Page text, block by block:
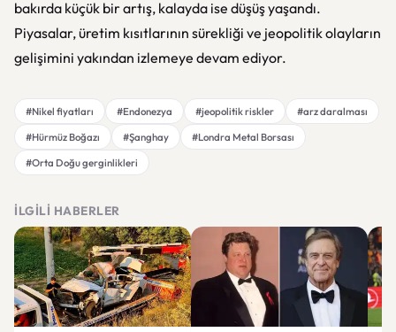
bakırda küçük bir artış, kalayda ise düşüş yaşandı.
Piyasalar, üretim kısıtlarının sürekliği ve jeopolitik olayların
gelişimini yakından izlemeye devam ediyor.
#Nikel fiyatları #Endonezya #jeopolitik riskler
#arz daralması
#Hürmüz Boğazı
#Şanghay
#Londra Metal Borsası
#Orta Doğu gerginlikleri
İLGILI HABERLER